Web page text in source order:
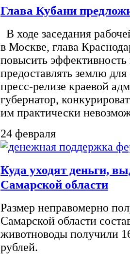
Глава Кубани
В ходе заседания
в Москве, глава
повысить эффективность
предоставлять землю
пресс-релизе краевой
губернатор,
им практически
24 февраля
Куда уходят деньги,
Самарской области
Размер неправомерно
Самарской области
животноводы получили
рублей.